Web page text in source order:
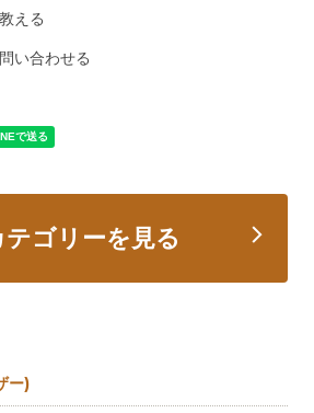
える
い合わせる
テゴリーを見る
ー)